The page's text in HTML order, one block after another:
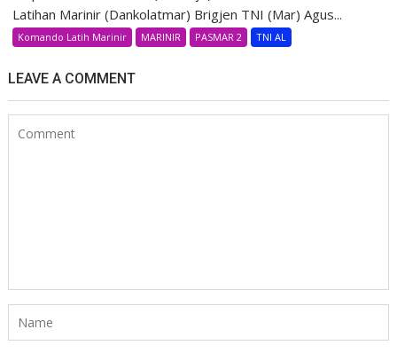
Latihan Marinir (Dankolatmar) Brigjen TNI (Mar) Agus...
Komando Latih Marinir MARINIR PASMAR 2 TNI AL
LEAVE A COMMENT